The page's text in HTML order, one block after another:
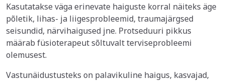
Kasutatakse väga erinevate haiguste korral näiteks äge
põletik, lihas- ja liigesprobleemid, traumajärgsed
seisundid, närvihaigused jne. Protseduuri pikkus
määrab füsioterapeut sõltuvalt terviseprobleemi
olemusest.
Vastunäidustusteks on palavikuline haigus, kasvajad,